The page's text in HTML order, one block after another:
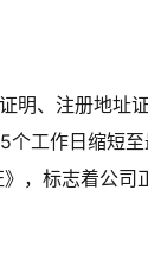
明、注册地址
工作日缩短至
，标志着公司